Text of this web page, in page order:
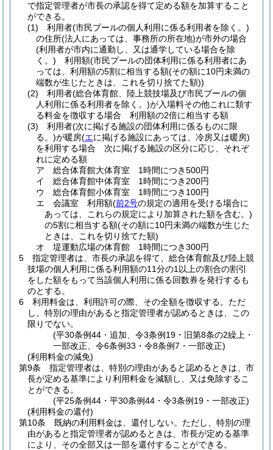
で指定管理者が市長の承認を得て定める額を加算すること
ができる。
(1)
利用者(市民プールの個人利用に係る利用者を除く。)
の住所(法人にあっては、事務所の所在地)が市外の場合
(利用者が市内に通勤し、又は通学している場合を除
く。) 利用額(市民プールの団体利用に係る利用者にあ
っては、利用額の5割に相当する額(その額に10円未満の
端数が生じたときは、これを切り捨てた額))
(2)
利用者(総合体育館、陸上競技場及び市民プールの個
人利用に係る利用者を除く。)が入場料その他これに類す
る料金を徴収する場合 利用額の2倍に相当する額
(3)
利用者(次に掲げる施設の団体利用に係るものに限
る。)が暖房(エに掲げる施設にあっては、冷房又は暖房)
を利用する場合 次に掲げる施設の区分に応じ、それぞ
れに定める額
ア
総合体育館大体育室 1時間につき500円
イ
総合体育館中体育室 1時間につき200円
ウ
総合体育館小体育室 1時間につき100円
エ
会議室 利用額(前2号の規定の適用を受ける場合に
あっては、これらの規定により加算された額を含む。)
の5割に相当する額(その額に10円未満の端数が生じた
ときは、これを切り捨てた額)
オ
堤運動広場の体育館 1時間につき300円
5
指定管理者は、市長の承認を得て、総合体育館及び陸上競
技場の個人利用に係る利用額の11分の1以上の割合の割引
をした額をもって当該個人利用に係る回数券を発行するも
のとする。
6
利用料金は、利用許可の際、その全額を徴収する。 ただ
し、特別の理由があると指定管理者が認めるときは、この
限りでない。
(平30条例44・追加、令3条例19・旧第8条の2繰上・
一部改正、令6条例33・令8条例7・一部改正)
(利用料金の減免)
第9条
指定管理者は、特別の理由があると認めるときは、市
長が定める基準により利用料金を減額し、又は免除するこ
とができる。
(平25条例44・平30条例44・令3条例19・一部改正)
(利用料金の還付)
第10条
既納の利用料金は、還付しない。 ただし、特別の理
由があると指定管理者が認めるときは、市長が定める基準
により、その全部又は一部を還付することができる。